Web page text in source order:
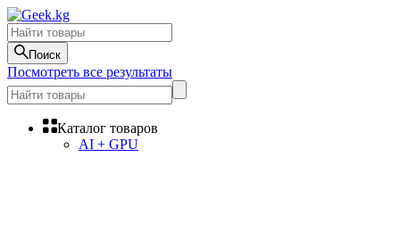
Поиск
Посмотреть все результаты
Каталог товаров
AI + GPU